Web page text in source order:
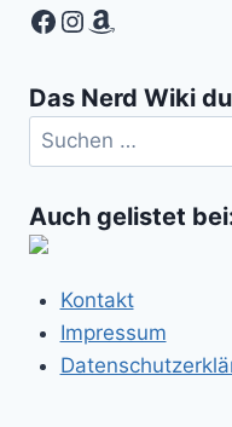
Facebook
Instagram
Amazon
Das Nerd Wiki
Suchen
nach:
Auch gelistet
Kontakt
Impressum